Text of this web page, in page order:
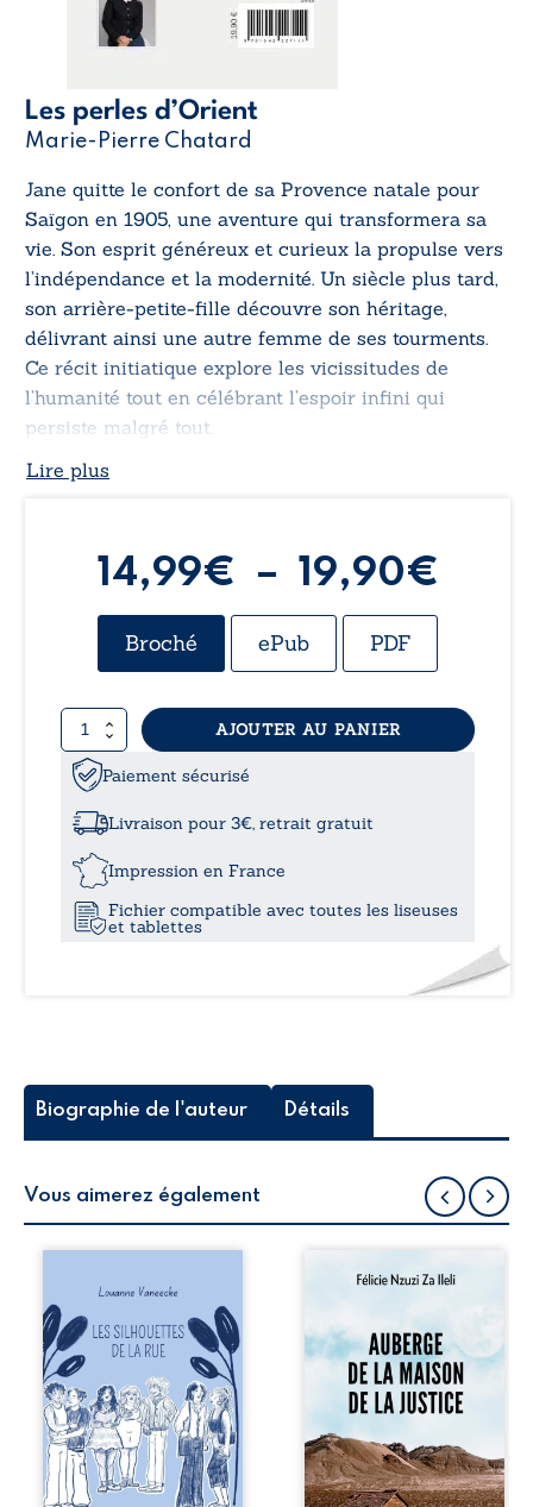
Les perles d’Orient
Marie-Pierre Chatard
Jane quitte le confort de sa Provence natale pour
Saïgon en 1905, une aventure qui transformera sa
vie. Son esprit généreux et curieux la propulse vers
l’indépendance et la modernité. Un siècle plus tard,
son arrière-petite-fille découvre son héritage,
délivrant ainsi une autre femme de ses tourments.
Ce récit initiatique explore les vicissitudes de
l’humanité tout en célébrant l’espoir infini qui
persiste malgré tout.
Lire plus
14,99€ – 19,90€
de
Broché ePub PDF
quantité
de
Les
perles
d’Orient
AJOUTER AU PANIER
Paiement sécurisé
Livraison pour 3€, retrait gratuit
Impression en France
Fichier compatible avec toutes les liseuses
et tablettes
Biographie de l'auteur Détails
Vous aimerez également
la rue donne la
parole à six
personnages
ordinaires,
traversés par des
pensées, des
émotions et des
silences qui
pourraient
appartenir à
chacun de nous. À
Auberge de la
récit-témoignage
consacré au
parcours
exemplaire de
Mbala Zi Nkuaku
Lema Félix.
Magistrat intègre,
fervent défenseur
des droits